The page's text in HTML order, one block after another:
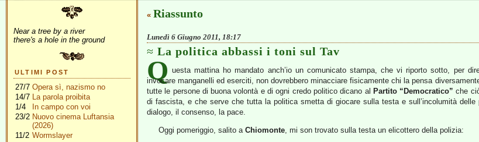
Near a tree by a river
there's a hole in the ground
ULTIMI POST
27/7 Opera sì, nazismo no
14/7 La parola proibita
1/4
In campo con voi
23/2 Nuovo cinema Luftansia
(2026)
11/2 Wormslayer
« Riassunto
Lunedì 6 Giugno 2011, 18:17
La politica abbassi i toni sul Tav
Q uesta mattina ho mandato anch’io un comunicato stampa, che vi riporto sotto, per
invocare manganelli ed eserciti, non dovrebbero minacciare fisicamente chi la pensa
tutte le persone di buona volontà e di ogni credo politico dicano al Partito “Democratico” che
di fascista, e che serve che tutta la politica smetta di giocare sulla testa e sull’incolumità
dialogo, il consenso, la pace.
Oggi pomeriggio, salito a Chiomonte, mi son trovato sulla testa un elicottero della polizia: